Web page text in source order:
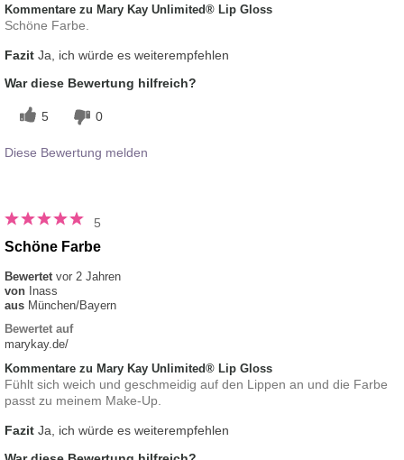
Kommentare zu Mary Kay Unlimited® Lip Gloss
Schöne Farbe.
Fazit Ja, ich würde es weiterempfehlen
War diese Bewertung hilfreich?
5 0
Diese Bewertung melden
5
Schöne Farbe
Bewertet vor 2 Jahren
von Inass
aus München/Bayern
Bewertet auf
marykay.de/
Kommentare zu Mary Kay Unlimited® Lip Gloss
Fühlt sich weich und geschmeidig auf den Lippen an und die Farbe
passt zu meinem Make-Up.
Fazit Ja, ich würde es weiterempfehlen